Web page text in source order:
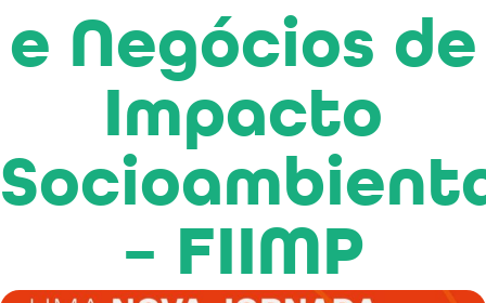
e Negócios de
Impacto
– FIIMP